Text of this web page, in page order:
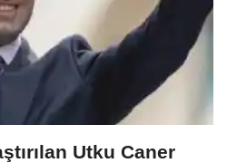
Utku Caner